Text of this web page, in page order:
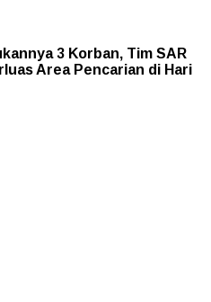
3 Korban, Tim SAR
Area Pencarian di Hari